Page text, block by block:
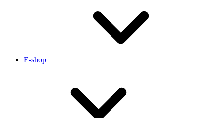
E-shop